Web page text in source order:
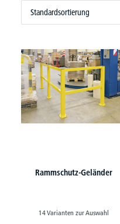
Rammschutz-Geländer
14 Varianten zur Auswahl